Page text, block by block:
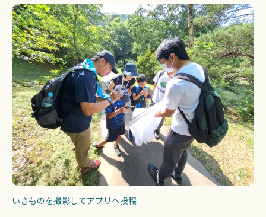
いきものを撮影してアプリへ投稿